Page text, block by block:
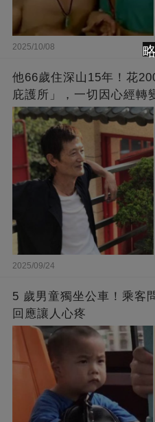
2025/10/08
他66歲住深山15年！花
庇護所」，一切因心經轉
2025/09/24
5 歲男童獨坐公車！乘客
回應讓人心疼